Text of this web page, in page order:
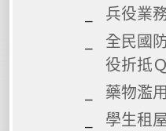
兵役業
全民國
役折抵
藥物濫
學生租